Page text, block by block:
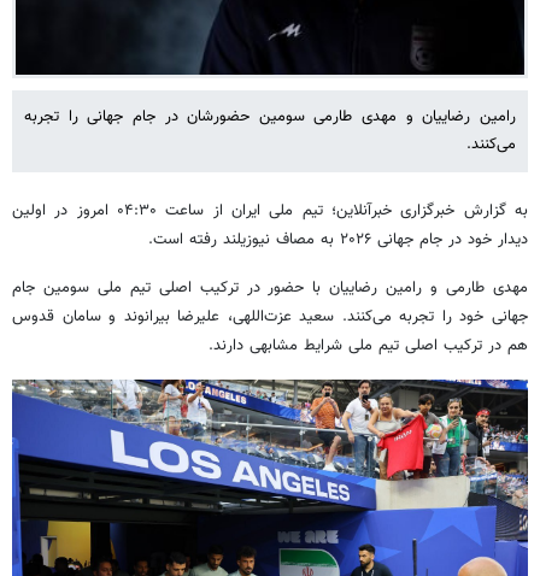
رامین رضاییان و مهدی طارمی سومین حضورشان در جام جهانی را تجربه
می‌کنند.
به گزارش خبرگزاری خبرآنلاین؛ تیم ملی ایران از ساعت ۰۴:۳۰ امروز در اولین
دیدار خود در جام‌ جهانی ۲۰۲۶ به مصاف نیوزیلند رفته است.
مهدی طارمی و رامین رضاییان با حضور در ترکیب اصلی تیم ملی سومین جام
جهانی خود را تجربه می‌کنند. سعید عزت‌اللهی، علیرضا بیرانوند و سامان قدوس
هم در ترکیب اصلی تیم ملی شرایط مشابهی دارند.